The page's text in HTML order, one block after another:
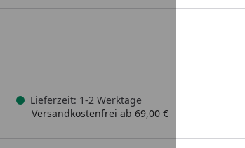
Lieferzeit: 1-2 Werktage
Versandkostenfrei ab 69,00 €